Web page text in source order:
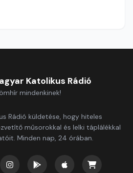
Katolikus Rádió
mindenkinek!
Rádió küldetése, hogy hiteles
műsorokkal és lelki táplálékkal
Minden nap, 24 órában.